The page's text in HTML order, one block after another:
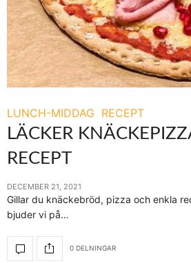
LUNCH-MIDDAG RECEPT
LÄCKER
RECEPT
DECEMBER 21, 2021
Gillar du knäckebröd, pizza och enkla
bjuder vi på…
0 DELNINGAR